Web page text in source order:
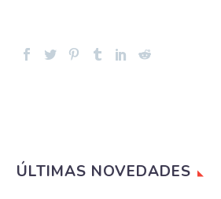
ÚLTIMAS NOVEDADES